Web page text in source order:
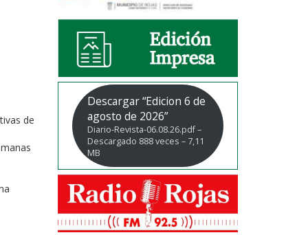
de
Descargar “Edicion 6 de
agosto de 2026”
Diario-Revista-06.08.26.pdf –
Descargado 888 veces – 7,11
MB